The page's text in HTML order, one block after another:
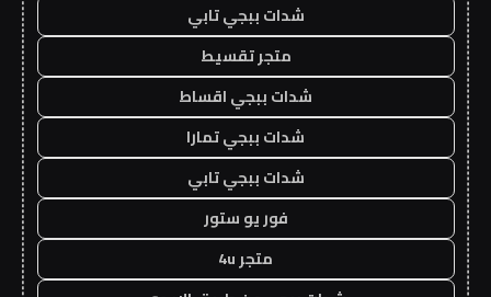
شدات ببجي تابي
متجر تقسيط
شدات ببجي اقساط
شدات ببجي تمارا
شدات ببجي تابي
فور يو ستور
متجر 4u